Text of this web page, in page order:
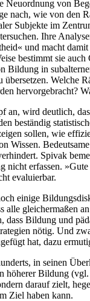
Neuordnung von
nach, wie von den
Subjekte im
Ihre
und macht
bestimmt sie
Bildung in
Welche
hervorgebracht?
wird deutlich,
beständig
sollen, wie
Spivak
erfassen.
evaluierbar.
einige
alle
Bildung und
nötig. Und
hat, dazu
in seinen
höherer Bildung
darauf zielt,
Ziel haben kann.